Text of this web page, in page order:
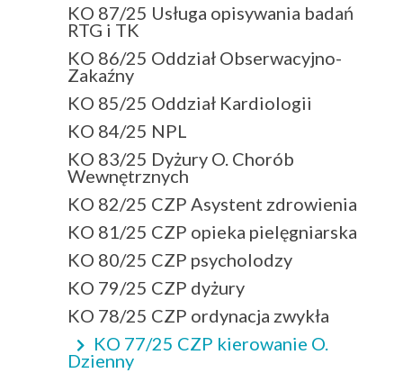
KO 87/25 Usługa opisywania badań
RTG i TK
KO 86/25 Oddział Obserwacyjno-
Zakaźny
KO 85/25 Oddział Kardiologii
KO 84/25 NPL
KO 83/25 Dyżury O. Chorób
Wewnętrznych
KO 82/25 CZP Asystent zdrowienia
KO 81/25 CZP opieka pielęgniarska
KO 80/25 CZP psycholodzy
KO 79/25 CZP dyżury
KO 78/25 CZP ordynacja zwykła
KO 77/25 CZP kierowanie O.
Dzienny